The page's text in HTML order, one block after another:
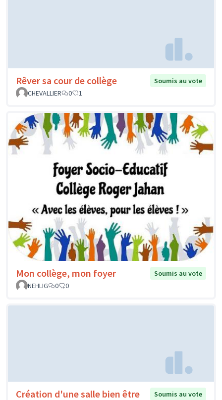
Rêver sa cour de collège
Soumis au vote
CHEVALLIER
0 1
Mon collège, mon foyer
Soumis au vote
NEHLIG
0 0
Création d'une salle bien être
Soumis au vote